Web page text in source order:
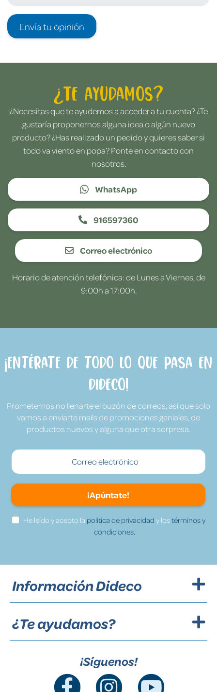
Envía tu opinión
¿Te ayudamos?
¿Necesitas que te ayudemos a acceder a tu cuenta? ¿Te
gustaría proponernos alguna idea o algún nuevo
producto? ¿Has realizado un pedido y quieres saber si
todo va viento en popa? Ponte en contacto con
nosotros.
WhatsApp
916597360
Correo electrónico
Horario de atención telefónica: de Lunes a Viernes, de
9:00h a 17:00h.
¡Entérate de todo lo que pasa en
Dideco!
Prometemos no llenarte el buzón de correos, así que solo
vamos a enviarte mails de promociones geniales, de
productos nuevos y alguna que otra sorpresa.
¡Apúntate!
He leído y acepto la política de privacidad y lostérminos y
condiciones.
Información Dideco
¿Te ayudamos?
¡Síguenos!